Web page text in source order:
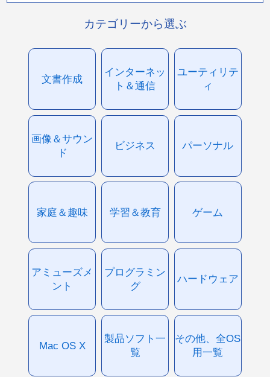
カテゴリーから選ぶ
文書作成
インターネッ
ト＆通信
ユーティリテ
ィ
画像＆サウン
ド
ビジネス パーソナル
家庭＆趣味 学習＆教育 ゲーム
アミューズメ
ント
プログラミン
グ
ハードウェア
Mac OS X
製品ソフト一
覧
その他、全OS
用一覧